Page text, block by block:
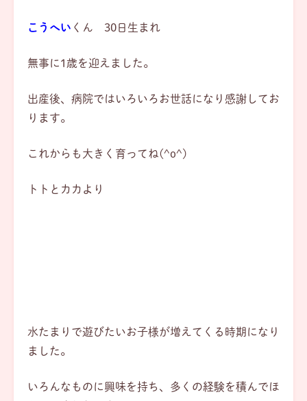
こうへい くん 30日生まれ
無事に1歳を迎えました。
出産後、病院ではいろいろお世話になり感謝してお
ります。
これからも大きく育ってね(^o^)
トトとカカより
水たまりで遊びたいお子様が増えてくる時期になり
ました。
いろんなものに興味を持ち、多くの経験を積んでほ